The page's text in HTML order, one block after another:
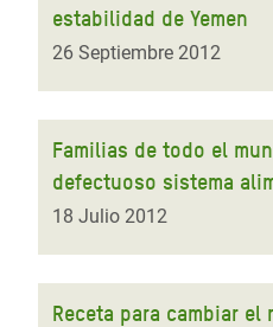
estabilidad de Yemen
26 Septiembre 2012
Familias de todo el
defectuoso sistema
18 Julio 2012
Receta para cambiar el